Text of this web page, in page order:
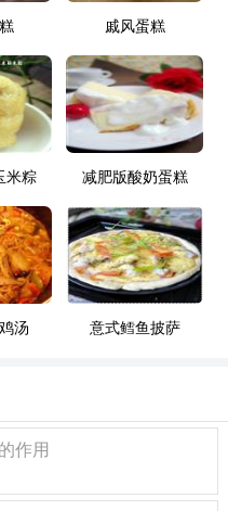
戚风蛋糕
米粽 减肥版酸奶蛋糕
汤 意式鳕鱼披萨
作用